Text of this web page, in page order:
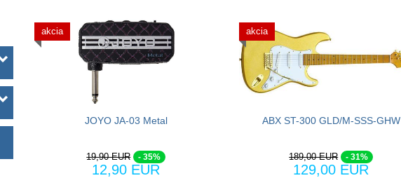
akcia
JOYO JA-03 Metal
19,90 EUR - 35%
12,90 EUR
akcia
ABX ST-300 GLD/M-SSS-GHW
189,00 EUR - 31%
129,00 EUR